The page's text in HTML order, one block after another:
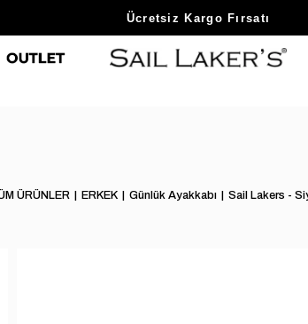
Sezon Sonu Fırsatlarını Keşfet
Ücretsiz Kargo Fırsatı
ÜRÜNLER ERKEK Günlük Ayakkabı Sail Lakers -